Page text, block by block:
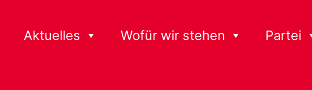
Aktuelles Wofür wir stehen Partei